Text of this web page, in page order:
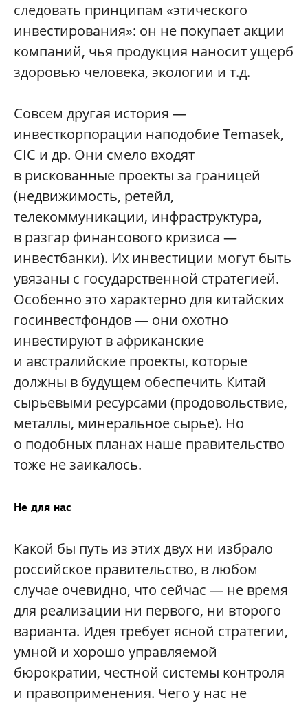
следовать принципам «этического
инвестирования»: он не покупает акции
компаний, чья продукция наносит ущерб
здоровью человека, экологии и т.д.
Совсем другая история —
инвесткорпорации наподобие Temasek,
CIC и др. Они смело входят
в рискованные проекты за границей
(недвижимость, ретейл,
телекоммуникации, инфраструктура,
в разгар финансового кризиса —
инвестбанки). Их инвестиции могут быть
увязаны с государственной стратегией.
Особенно это характерно для китайских
госинвестфондов — они охотно
инвестируют в африканские
и австралийские проекты, которые
должны в будущем обеспечить Китай
сырьевыми ресурсами (продовольствие,
металлы, минеральное сырье). Но
о подобных планах наше правительство
тоже не заикалось.
Не для нас
Какой бы путь из этих двух ни избрало
российское правительство, в любом
случае очевидно, что сейчас — не время
для реализации ни первого, ни второго
варианта. Идея требует ясной стратегии,
умной и хорошо управляемой
бюрократии, честной системы контроля
и правоприменения. Чего у нас не